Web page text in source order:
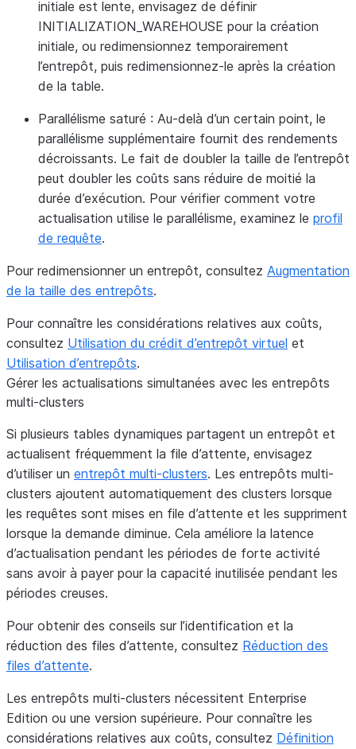
initiale est lente, envisagez de définir
INITIALIZATION_WAREHOUSE pour la création
initiale, ou redimensionnez temporairement
l’entrepôt, puis redimensionnez-le après la création
de la table.
Parallélisme saturé : Au-delà d’un certain point, le
parallélisme supplémentaire fournit des rendements
décroissants. Le fait de doubler la taille de l’entrepôt
peut doubler les coûts sans réduire de moitié la
durée d’exécution. Pour vérifier comment votre
actualisation utilise le parallélisme, examinez le profil
de requête.
Pour redimensionner un entrepôt, consultez Augmentation
de la taille des entrepôts.
Pour connaître les considérations relatives aux coûts,
consultez Utilisation du crédit d’entrepôt virtuel et
Utilisation d’entrepôts.
Gérer les actualisations simultanées avec les entrepôts
multi-clusters
Si plusieurs tables dynamiques partagent un entrepôt et
actualisent fréquemment la file d’attente, envisagez
d’utiliser un entrepôt multi-clusters. Les entrepôts multi-
clusters ajoutent automatiquement des clusters lorsque
les requêtes sont mises en file d’attente et les suppriment
lorsque la demande diminue. Cela améliore la latence
d’actualisation pendant les périodes de forte activité
sans avoir à payer pour la capacité inutilisée pendant les
périodes creuses.
Pour obtenir des conseils sur l’identification et la
réduction des files d’attente, consultez Réduction des
files d’attente.
Les entrepôts multi-clusters nécessitent Enterprise
Edition ou une version supérieure. Pour connaître les
considérations relatives aux coûts, consultez Définition